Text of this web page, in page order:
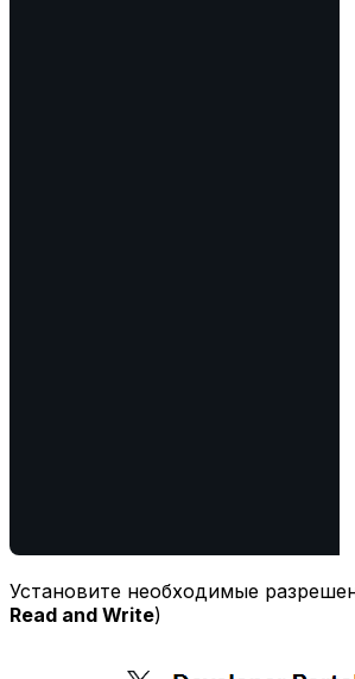
Установите необходимые
Read and Write)